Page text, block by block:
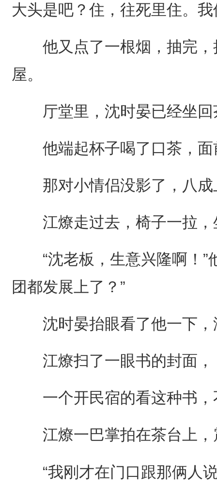
大头是吧？住，往死里住。
他又点了一根烟，抽完，
屋。
厅堂里，沈时晏已经坐回
他端起杯子喝了口茶，面
那对小情侣没影了，八成
江燎走过去，椅子一拉，
“沈老板，生意兴隆啊！”
团都发展上了？”
沈时晏抬眼看了他一下，
江燎扫了一眼书的封面，
一个开民宿的看这种书，
江燎一巴掌拍在茶台上，
“我刚才在门口跟那俩人说